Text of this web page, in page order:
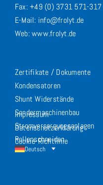
Fax: +49 (0) 3731 571-317
E-Mail: info@frolyt.de
Web: www.frolyt.de
Zertifikate / Dokumente
Kondensatoren
Shunt Widerstände
Sondermaschinenbau
Stromversorgungsanlagen
Rollenschneiden
Impressum
Datenschutzerklärung
Cookie-Richtlinie
Deutsch